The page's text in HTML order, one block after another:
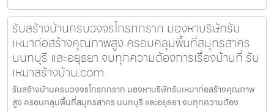
รับสร้างบ้านครบวงจรโกรกกราก มองหาบริษัทรับ
เหมาก่อสร้างคุณภาพสูง ครอบคลุมพื้นที่สมุทรสาคร
นนทบุรี และอยุธยา จบทุกความต้องการเรื่องบ้านที่ รับ
เหมาสร้างบ้าน.com
รับสร้างบ้านครบวงจรโกรกกราก มองหาบริษัทรับเหมาก่อสร้างคุณภาพ
สูง ครอบคลุมพื้นที่สมุทรสาคร นนทบุรี และอยุธยา จบทุกความต้อง